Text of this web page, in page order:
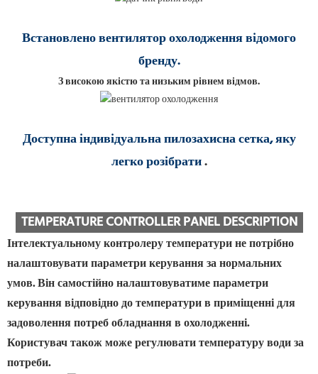
Встановлено вентилятор охолодження відомого
бренду.
З високою якістю та низьким рівнем відмов.
Доступна індивідуальна пилозахисна сетка, яку
легко розібрати.
TEMPERATURE CONTROLLER PANEL DESCRIPTION
Інтелектуальному контролеру температури не потрібно
налаштовувати параметри керування за нормальних
умов. Він самостійно налаштовуватиме параметри
керування відповідно до температури в приміщенні для
задоволення потреб обладнання в охолодженні.
Користувач також може регулювати температуру води за
потреби.